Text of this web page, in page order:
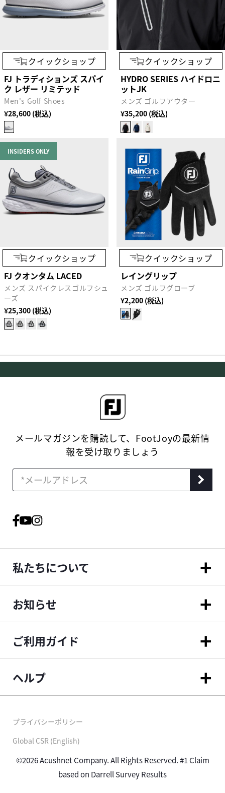
クイックショップ
FJ トラディションズ スパイ
ク レザー リミテッド
Men's Golf Shoes
¥28,600 (税込)
クイックショップ
HYDRO SERIES ハイドロニ
ットJK
メンズ ゴルフアウター
¥35,200 (税込)
INSIDERS ONLY
クイックショップ
FJ クオンタム LACED
メンズ スパイクレスゴルフシュ
ーズ
¥25,300 (税込)
クイックショップ
レイングリップ
メンズ ゴルフグローブ
¥2,200 (税込)
メールマガジンを購読して、FootJoyの最新情
報を受け取りましょう
私たちについて
お知らせ
ご利用ガイド
ヘルプ
©2026 Acushnet Company. All Rights Reserved. #1 Claim
based on Darrell Survey Results
プライバシーポリシー
Global CSR (English)